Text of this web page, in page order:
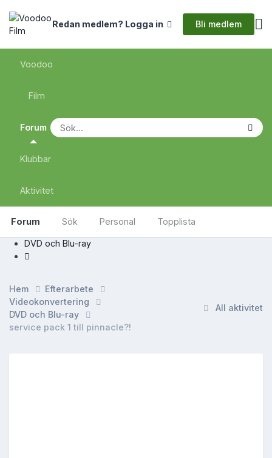
Redan medlem? Logga in Bli medlem
Voodoo
Film
Forum
Forum Sök Personal Topplista
Klubbar
Aktivitet
DVD och Blu-ray
All aktivitet
Hem
Efterarbete
Videokonvertering
DVD och Blu-ray
service pack 1 till pinnacle?!